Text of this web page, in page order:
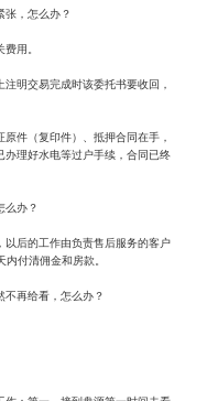
张，怎么办？
用。
明交易完成时该委托书要收回，
件（复印件）、抵押合同在手，
办理好水电等过户手续，合同已终
么办？
后的工作由负责售后服务的客户
付清佣金和房款。
再给看，怎么办？